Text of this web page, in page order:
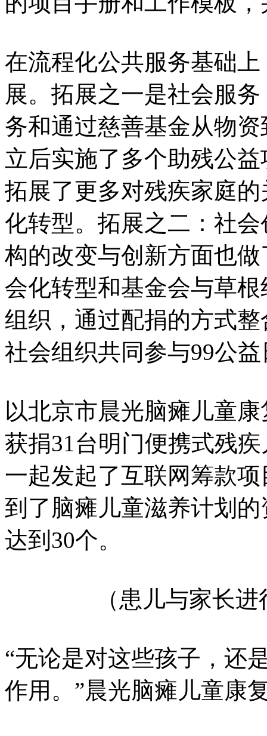
在流程化公共服务基础
展。拓展之一是社会服
务和通过慈善基金从物
立后实施了多个助残公
拓展了更多对残疾家庭
化转型。拓展之二：社
构的改变与创新方面也
会化转型和基金会与草
组织，通过配捐的方式
社会组织共同参与99公
以北京市晨光脑瘫儿童
获捐31台明门便携式残
一起发起了互联网筹款
到了脑瘫儿童滋养计划
达到30个。
（患儿与家长
“无论是对这些孩子，还
作用。”晨光脑瘫儿童康